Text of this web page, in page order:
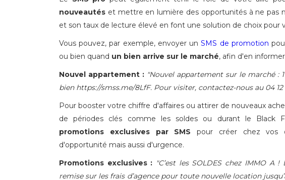
nouveautés et mettre en lumière des opportunités à ne pas
et son taux de lecture élevé en font une solution de choix pour
Vous pouvez, par exemple, envoyer unSMS de promotion
ou bien quand un bien arrive sur le marché, afin d'en
Nouvel appartement : "Nouvel appartement sur le marché :
bien https://smss.me/8LfF. Pour visiter, contactez-nous au 04 12
Pour booster votre chiffre d'affaires ou attirer de nouveaux
de périodes clés comme les soldes ou durant le Black
promotions exclusives par SMS pour créer chez vos
d'opportunité mais aussi d'urgence.
Promotions exclusives : "C’est les SOLDES chez IMMO A
remise sur les frais d’agence pour toute nouvelle location